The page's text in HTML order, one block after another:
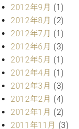
2012年9月 (1)
2012年8月 (2)
2012年7月 (1)
2012年6月 (3)
2012年5月 (1)
2012年4月 (1)
2012年3月 (3)
2012年2月 (4)
2012年1月 (2)
2011年11月 (3)